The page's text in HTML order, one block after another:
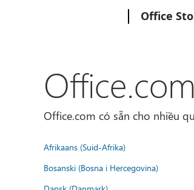
Office
Office.com có sẵn cho nhiều
Afrikaans (Suid-Afrika)
Bosanski (Bosna i Hercegovina)